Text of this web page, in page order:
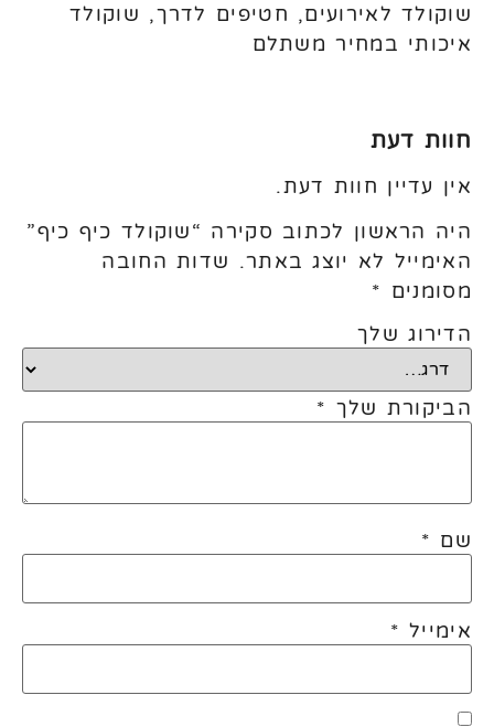
שוקולד לאירועים, חטיפים לדרך, שוקולד
איכותי במחיר משתלם
חוות דעת
אין עדיין חוות דעת.
היה הראשון לכתוב סקירה “שוקולד כיף כיף”
האימייל לא יוצג באתר. שדות החובה
מסומנים *
הדירוג שלך
הביקורת שלך *
שם *
אימייל *